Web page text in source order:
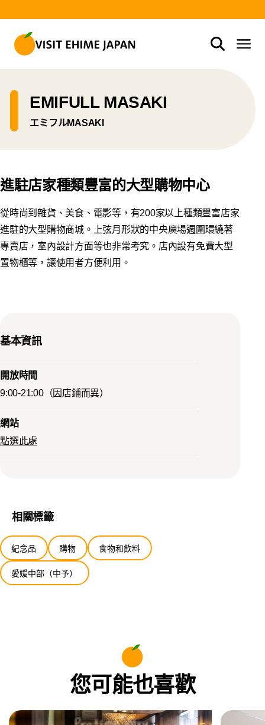
EMIFULL MASAKI
エミフルMASAKI
進駐店家種類豐富的大型購物中心
從時尚到雜貨、美食、電影等，有200家以上種類豐富店家
進駐的大型購物商城。上弦月形狀的中央廣場週圍環繞著
專賣店，室內設計方面等也非常考究。店內設有免費大型
置物櫃等，讓使用者方便利用。
基本資訊
開放時間
9:00-21:00（因店鋪而異）
網站
點選此處
相關標籤
紀念品 購物 食物和飲料
愛媛中部（中予）
您可能也喜歡